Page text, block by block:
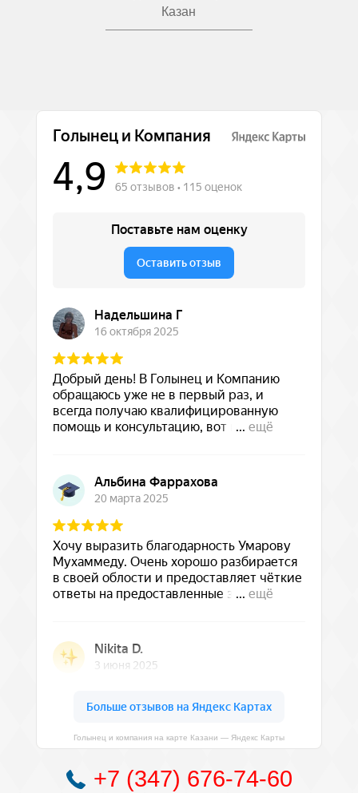
Казан
Голынец и компания на карте Казани — Яндекс Карты
+7 (347) 676-74-60